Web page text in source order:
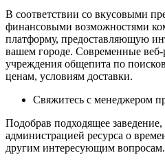
В соответствии со вкусовыми
финансовыми возможностями
платформу, предоставляющую
вашем городе. Современные веб-
учреждения общепита по
ценам, условиям доставки.
Свяжитесь с менеджером
Подобрав подходящее заведение,
администрацией ресурса о
другим интересующим вопросам.